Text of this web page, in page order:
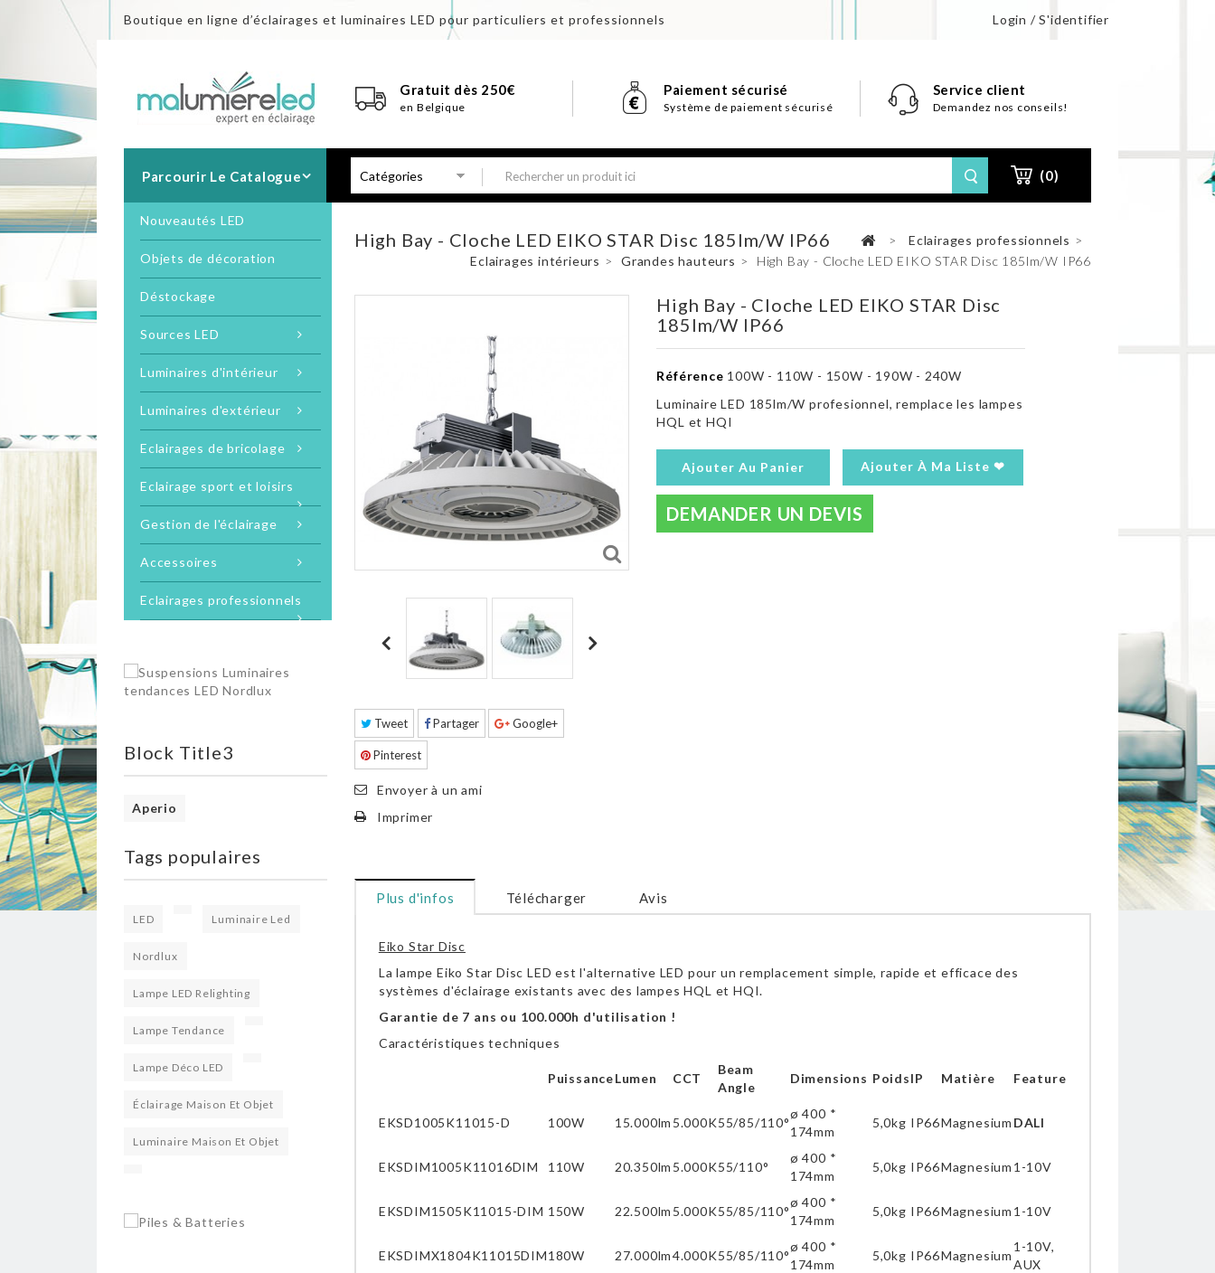
Login / S'identifier
Boutique en ligne d’éclairages et luminaires LED pour particuliers et professionnels
Gratuit dès 250€
en Belgique
Paiement sécurisé
Système de paiement sécurisé
Service client
Demandez nos conseils!
(0)
Parcourir Le Catalogue
Nouveautés LED
Objets de décoration
Déstockage
Sources LED
Luminaires d'intérieur
Luminaires d'extérieur
Eclairages de bricolage
Eclairage sport et loisirs
Gestion de l'éclairage
Accessoires
Eclairages professionnels
Block Title3
Aperio
Tags populaires
LED Luminaire Led
Nordlux
Lampe LED Relighting
Lampe Tendance
Lampe Déco LED
Éclairage Maison Et Objet
Luminaire Maison Et Objet
High Bay - Cloche LED EIKO STAR Disc 185lm/W IP66 > Eclairages professionnels >
Eclairages intérieurs > Grandes hauteurs > High Bay - Cloche LED EIKO STAR Disc 185lm/W IP66
Tweet Partager Google+
Pinterest
Envoyer à un ami
Imprimer
High Bay - Cloche LED EIKO STAR Disc
185lm/W IP66
Référence 100W - 110W - 150W - 190W - 240W
Luminaire LED 185lm/W profesionnel, remplace les lampes
HQL et HQI
Ajouter Au Panier Ajouter À Ma Liste ❤
DEMANDER UN DEVIS
Plus d'infos Télécharger Avis
Eiko Star Disc
La lampe Eiko Star Disc LED est l'alternative LED pour un remplacement simple, rapide et efficace des
systèmes d'éclairage existants avec des lampes HQL et HQI.
Garantie de 7 ans ou 100.000h d'utilisation !
Caractéristiques techniques
PuissanceLumen CCT
Beam
Angle
Dimensions PoidsIP Matière Feature
EKSD1005K11015-D 100W 15.000lm 5.000K55/85/110°
ø 400 *
174mm
5,0kg IP66Magnesium DALI
EKSDIM1005K11016DIM 110W 20.350lm 5.000K55/110°
ø 400 *
174mm
5,0kg IP66Magnesium 1-10V
EKSDIM1505K11015-DIM 150W 22.500lm 5.000K55/85/110°
ø 400 *
174mm
5,0kg IP66Magnesium 1-10V
EKSDIMX1804K11015DIM180W 27.000lm4.000K55/85/110°
ø 400 *
174mm
5,0kg IP66Magnesium
1-10V,
AUX